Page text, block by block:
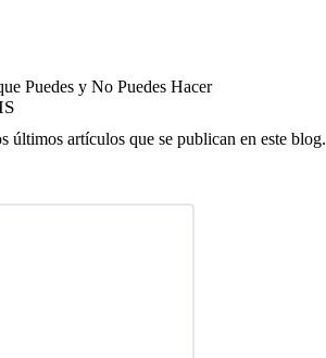
Puedes y No Puedes Hacer
últimos artículos que se publican en este blog.